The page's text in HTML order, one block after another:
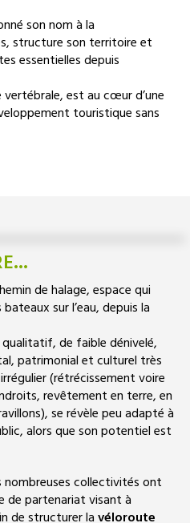
son nom à la
structure son territoire et
essentielles depuis
est au cœur d’une
touristique sans
de halage, espace qui
sur l’eau, depuis la
de faible dénivelé,
patrimonial et culturel très
(rétrécissement voire
revêtement en terre, en
se révèle peu adapté à
alors que son potentiel est
collectivités ont
de partenariat visant à
de structurer lavéloroute